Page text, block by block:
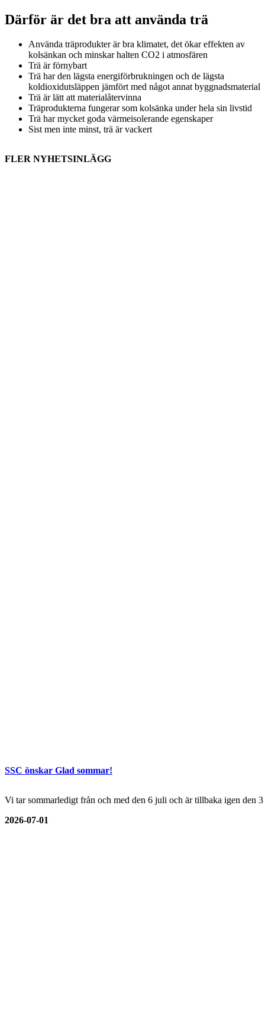
Därför är det bra att använda trä
Använda träprodukter är bra klimatet, det ökar effekten av
kolsänkan och minskar halten CO2 i atmosfären
Trä är förnybart
Trä har den lägsta energiförbrukningen och de lägsta
koldioxidutsläppen jämfört med något annat byggnadsmaterial
Trä är lätt att materialåtervinna
Träprodukterna fungerar som kolsänka under hela sin livstid
Trä har mycket goda värmeisolerande egenskaper
Sist men inte minst, trä är vackert
FLER NYHETSINLÄGG
SSC önskar Glad sommar!
Vi tar sommarledigt från och med den 6 juli och är tillbaka igen den
2026-07-01